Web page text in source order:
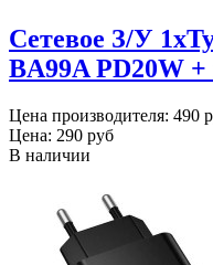
Сетевое З/У
BA99A PD20W +
Цена производителя: 490
Цена: 290 руб
В наличии